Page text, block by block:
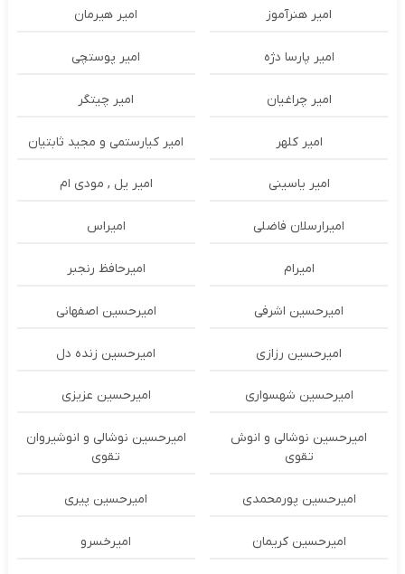
امیر هنرآموز امیر هیرمان
امیر پارسا دژه امیر پوستچی
امیر چراغیان امیر چیتگر
امیر کلهر امیر کیارستمی و مجید ثابتیان
امیر یاسینی امیر یل , مودی ام
امیرارسلان فاضلی امیراس
امیرام امیرحافظ رنجبر
امیرحسین اشرفی امیرحسین اصفهانی
امیرحسین رزازی امیرحسین زنده دل
امیرحسین شهسواری امیرحسین عزیزی
امیرحسین نوشالی و انوش
تقوی
امیرحسین نوشالی و انوشیروان
تقوی
امیرحسین پورمحمدی امیرحسین پیری
امیرحسین کریمان امیرخسرو